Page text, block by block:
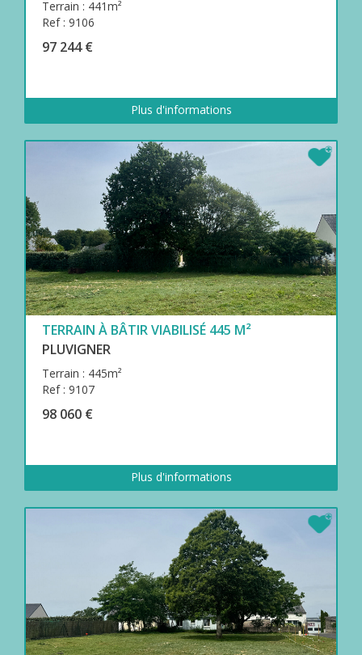
Terrain : 441m²
Ref : 9106
97 244 €
Plus d'informations
TERRAIN À BÂTIR VIABILISÉ 445 M²
PLUVIGNER
Terrain : 445m²
Ref : 9107
98 060 €
Plus d'informations